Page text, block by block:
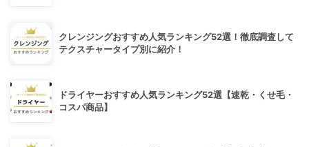
クレンジングおすすめ人気ランキング52選！徹底調査して
テクスチャータイプ別に紹介！
ドライヤーおすすめ人気ランキング52選【速乾・くせ毛・
コスパ商品】